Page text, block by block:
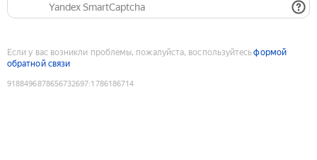
Yandex SmartCaptcha
Если у вас возникли проблемы, пожалуйста, воспользуйтесьформой
обратной связи
9188496878656732697:1786186714